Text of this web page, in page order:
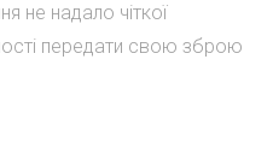
не надало чіткої
передати свою зброю